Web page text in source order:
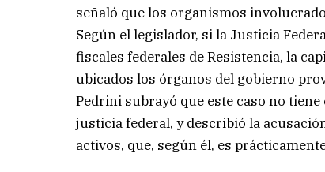
señaló que los organismos
Según el legislador, si la Justicia
fiscales federales de Resistencia, la
ubicados los órganos del gobierno
Pedrini subrayó que este caso no
justicia federal, y describió la
activos, que, según él, es